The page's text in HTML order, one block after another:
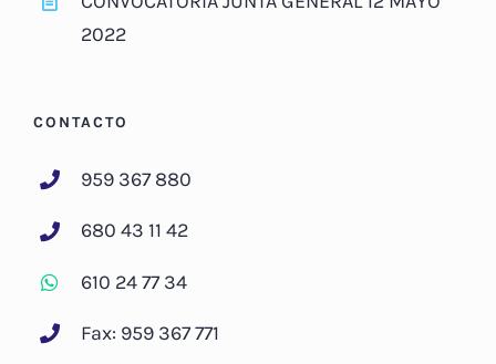
2022
CONTACTO
959 367 880
680 43 11 42
610 24 77 34
Fax: 959 367 771